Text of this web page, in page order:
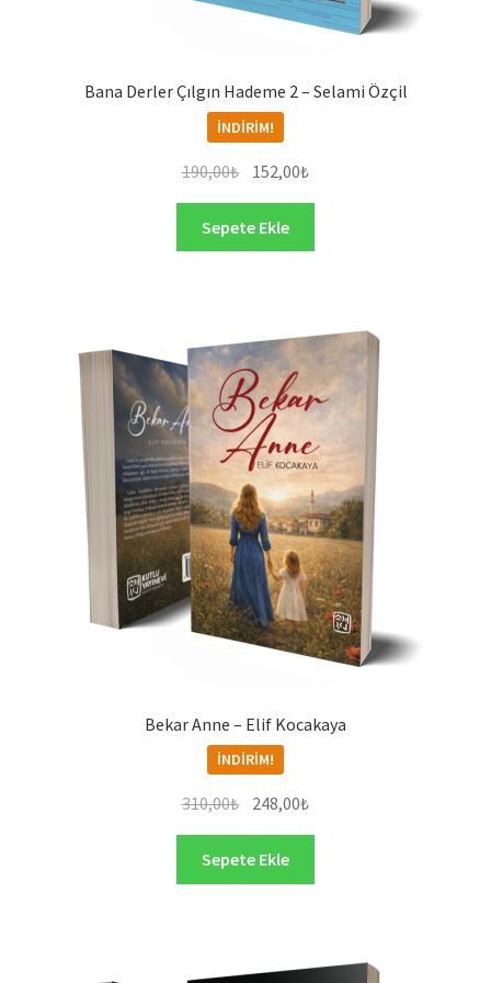
Bana Derler Çılgın Hademe 2 – Selami Özçil
İNDIRIM!
190,00₺ Orijinal
190,00₺.
152,00₺Şu
152,00₺.
Sepete Ekle
Bekar Anne – Elif Kocakaya
İNDIRIM!
310,00₺ Orijinal
fiyat:
310,00₺.
248,00₺Şu
andaki
248,00₺.
Sepete Ekle